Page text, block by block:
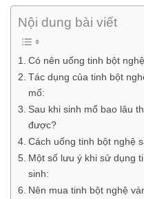
Nội dung bài viết
Có nên uống tinh bột
Tác dụng của tinh bột
mổ:
Sau khi sinh mổ bao lâu
được?
Cách uống tinh bột nghệ
Một số lưu ý khi sử dụng
sinh:
Nên mua tinh bột nghệ